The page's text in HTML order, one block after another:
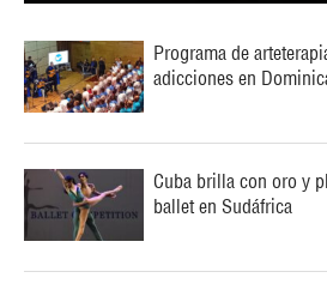
Programa de
adicciones en
Cuba brilla con oro y
ballet en Sudáfrica